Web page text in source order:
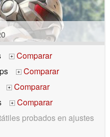
+
Comparar
+
Comparar
+
Comparar
+
Comparar
probados en ajustes